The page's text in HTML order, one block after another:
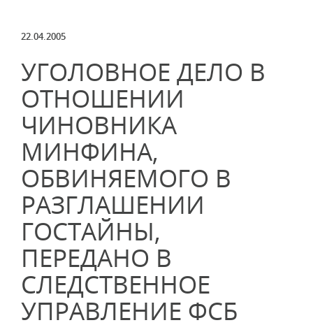
22.04.2005
УГОЛОВНОЕ ДЕЛО В
ОТНОШЕНИИ
ЧИНОВНИКА
МИНФИНА,
ОБВИНЯЕМОГО В
РАЗГЛАШЕНИИ
ГОСТАЙНЫ,
ПЕРЕДАНО В
СЛЕДСТВЕННОЕ
УПРАВЛЕНИЕ ФСБ